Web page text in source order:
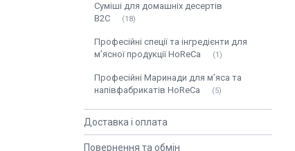
Суміші для домашніх десертів
B2C
18
Професійні спеції та інгредієнти для
м’ясної продукції HoReCa
1
Професійні Маринади для м’яса та
напівфабрикатів HoReCa
5
Доставка і оплата
Повернення та обмін